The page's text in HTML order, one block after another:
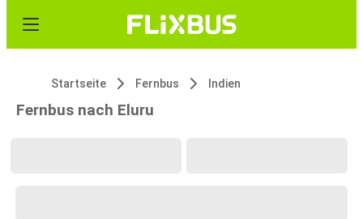
Startseite Fernbus Indien
Fernbus nach Eluru